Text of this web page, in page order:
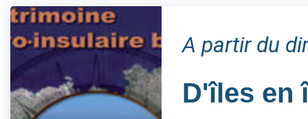
A partir du
D'îles en